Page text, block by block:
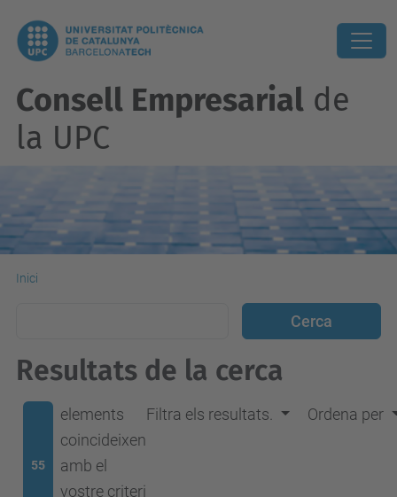
Consell Empresarial de
la UPC
Inici
Resultats de la cerca
55
elements
coincideixen
amb el
vostre criteri
Filtra els resultats. Ordena per